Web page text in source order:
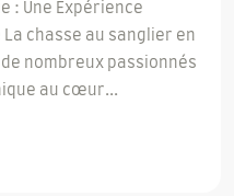
: Une Expérience
chasse au sanglier en
nombreux passionnés
au cœur...